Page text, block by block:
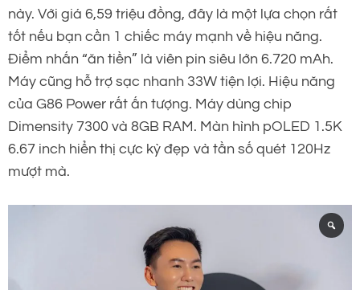
này. Với giá 6,59 triệu đồng, đây là một lựa chọn rất
tốt nếu bạn cần 1 chiếc máy mạnh về hiệu năng.
Điểm nhấn “ăn tiền” là viên pin siêu lớn 6.720 mAh.
Máy cũng hỗ trợ sạc nhanh 33W tiện lợi. Hiệu năng
của G86 Power rất ấn tượng. Máy dùng chip
Dimensity 7300 và 8GB RAM. Màn hình pOLED 1.5K
6.67 inch hiển thị cực kỳ đẹp và tần số quét 120Hz
mượt mà.